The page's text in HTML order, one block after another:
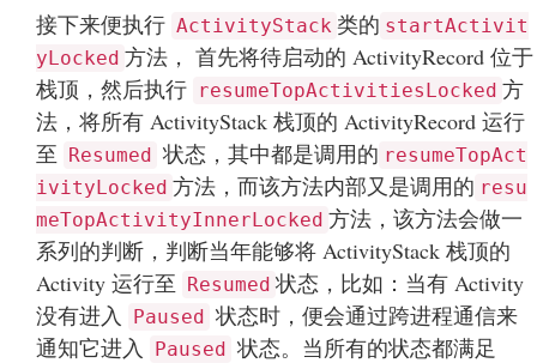
接下来便执行 ActivityStack 类的 startActivit
yLocked 方法， 首先将待启动的 ActivityRecord 位于
栈顶，然后执行 resumeTopActivitiesLocked 方
法，将所有 ActivityStack 栈顶的 ActivityRecord 运行
至 Resumed 状态，其中都是调用的 resumeTopAct
ivityLocked 方法，而该方法内部又是调用的 resu
meTopActivityInnerLocked 方法，该方法会做一
系列的判断，判断当年能够将 ActivityStack 栈顶的
Activity 运行至 Resumed 状态，比如：当有 Activity
没有进入
Paused 状态时，便会通过跨进程通信来
通知它进入
Paused 状态。当所有的状态都满足